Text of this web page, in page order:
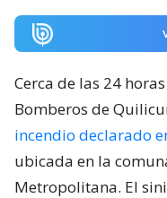
Cerca de las 24
Bomberos de
incendio declarado
ubicada en la
Metropolitana. El